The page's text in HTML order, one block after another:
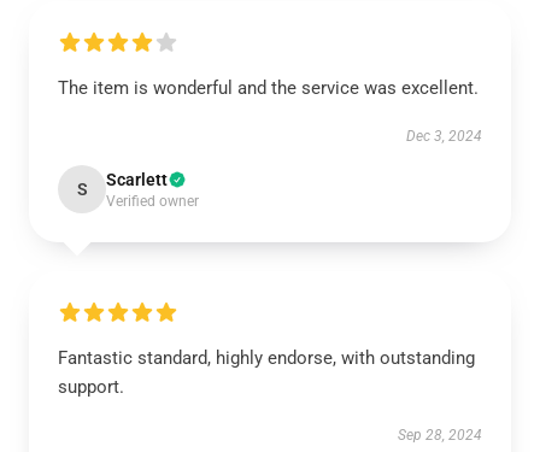
The item is wonderful and the service was excellent.
Dec 3, 2024
S Scarlett
Verified owner
Fantastic standard, highly endorse, with outstanding
support.
Sep 28, 2024